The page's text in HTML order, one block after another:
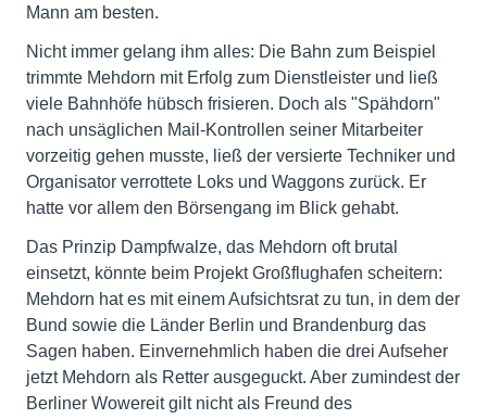
Mann am besten.
Nicht immer gelang ihm alles: Die Bahn zum Beispiel
trimmte Mehdorn mit Erfolg zum Dienstleister und ließ
viele Bahnhöfe hübsch frisieren. Doch als "Spähdorn"
nach unsäglichen Mail-Kontrollen seiner Mitarbeiter
vorzeitig gehen musste, ließ der versierte Techniker und
Organisator verrottete Loks und Waggons zurück. Er
hatte vor allem den Börsengang im Blick gehabt.
Das Prinzip Dampfwalze, das Mehdorn oft brutal
einsetzt, könnte beim Projekt Großflughafen scheitern:
Mehdorn hat es mit einem Aufsichtsrat zu tun, in dem der
Bund sowie die Länder Berlin und Brandenburg das
Sagen haben. Einvernehmlich haben die drei Aufseher
jetzt Mehdorn als Retter ausgeguckt. Aber zumindest der
Berliner Wowereit gilt nicht als Freund des